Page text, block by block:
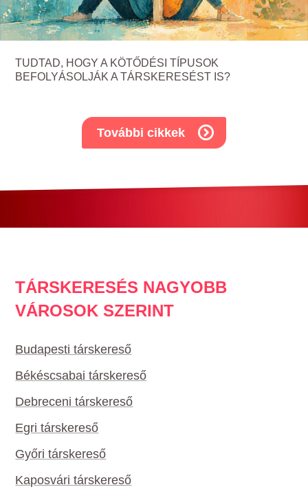
TUDTAD, HOGY A KÖTŐDÉSI TÍPUSOK
BEFOLYÁSOLJÁK A TÁRSKERESÉST IS?
További cikkek
TÁRSKERESÉS NAGYOBB
VÁROSOK SZERINT
Budapesti társkereső
Békéscsabai társkereső
Debreceni társkereső
Egri társkereső
Győri társkereső
Kaposvári társkereső